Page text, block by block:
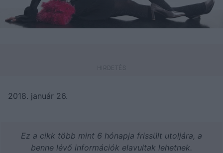
2018. január 26.
Ez a cikk több mint 6 hónapja frissült utoljára, a
benne lévő információk elavultak lehetnek.